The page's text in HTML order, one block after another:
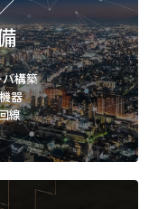
構築
器
線